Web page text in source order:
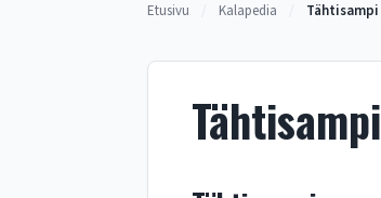
Etusivu Kalapedia Tähtisampi
Tähtisampi